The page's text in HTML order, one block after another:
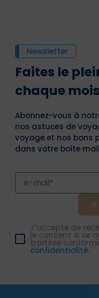
Newsletter
Faites le
chaque mois
Abonnez-vous à
nos astuces de
voyage et nos bons
dans votre boîte
J’accepte de
je consens à ce
traitées
confidentialité.